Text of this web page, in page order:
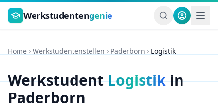
Zum Hauptinhalt springen
Werkstudentengenie
Home Werkstudentenstellen Paderborn Logistik
WerkstudentLogistikin
Paderborn